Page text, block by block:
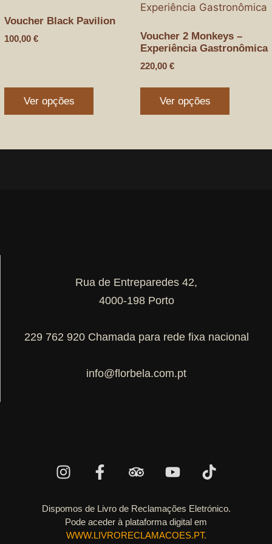
Voucher Black Pavilion
100,00 €
Ver opções
Voucher 2 Monkeys –
Experiência Gastronômica
220,00 €
Ver opções
Rua de Entreparedes 42,
4000-198 Porto
229 762 920 Chamada para rede fixa nacional
info@florbela.com.pt
Dispomos de Livro de Reclamações Eletrónico.
Pode aceder à plataforma digital em
WWW.LIVRORECLAMACOES.PT.